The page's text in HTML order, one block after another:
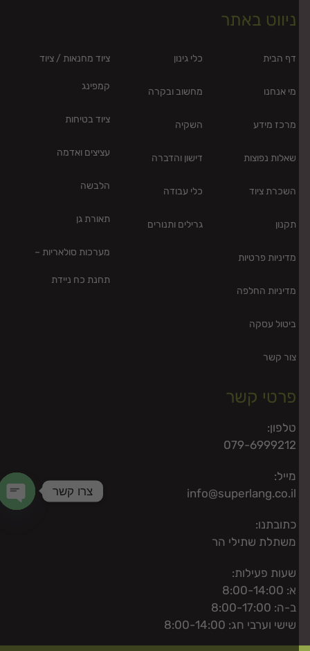
ניווט באתר
דף הבית
מי אנחנו
מרכז מידע
שאלות נפוצות
השכרת ציוד
תקנון
מדיניות פרטיות
מדיניות החלפה
ביטול עסקה
צור קשר
כלי גינון
מחשוב ובקרה
השקיה
דישון והדברה
כלי עבודה
גרילים ותנורים
ציוד מחנאות / ציוד
קמפינג
ציוד בטיחות
עציצים ואדמה
הלבשה
תאורת גן
מערכות סולאריות –
תחנת כח ניידת
פרטי קשר
טלפון:
079-6999212
מייל:
info@superlang.co.il
כתובתנו:
משתלת שתילי הר
שעות פעילות:
א: 8:00-14:00
ב-ה: 8:00-17:00
שישי וערבי חג: 8:00-14:00
צרו קשר